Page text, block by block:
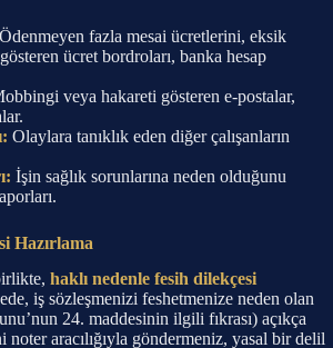
Ödenmeyen fazla mesai ücretlerini, eksik
ücret bordroları, banka hesap
veya hakareti gösteren e-postalar,
Olaylara tanıklık eden diğer çalışanların
İşin sağlık sorunlarına neden olduğunu
Hazırlama
haklı nedenle fesih dilekçesi
iş sözleşmenizi feshetmenize neden olan
24. maddesinin ilgili fıkrası) açıkça
aracılığıyla göndermeniz, yasal bir delil